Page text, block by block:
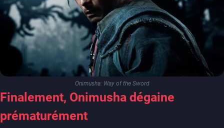
Onimusha: Way of the Sword
Finalement, Onimusha dégaine
prématurément